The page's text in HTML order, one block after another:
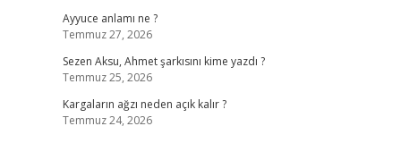
Ayyuce anlamı ne ?
Temmuz 27, 2026
Sezen Aksu, Ahmet şarkısını kime yazdı ?
Temmuz 25, 2026
Kargaların ağzı neden açık kalır ?
Temmuz 24, 2026